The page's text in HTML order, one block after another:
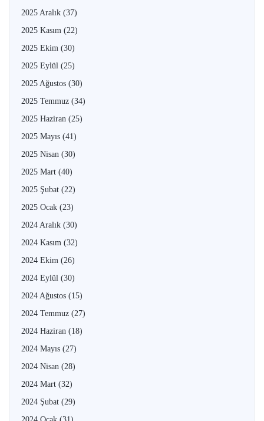
2025 Aralık (37)
2025 Kasım (22)
2025 Ekim (30)
2025 Eylül (25)
2025 Ağustos (30)
2025 Temmuz (34)
2025 Haziran (25)
2025 Mayıs (41)
2025 Nisan (30)
2025 Mart (40)
2025 Şubat (22)
2025 Ocak (23)
2024 Aralık (30)
2024 Kasım (32)
2024 Ekim (26)
2024 Eylül (30)
2024 Ağustos (15)
2024 Temmuz (27)
2024 Haziran (18)
2024 Mayıs (27)
2024 Nisan (28)
2024 Mart (32)
2024 Şubat (29)